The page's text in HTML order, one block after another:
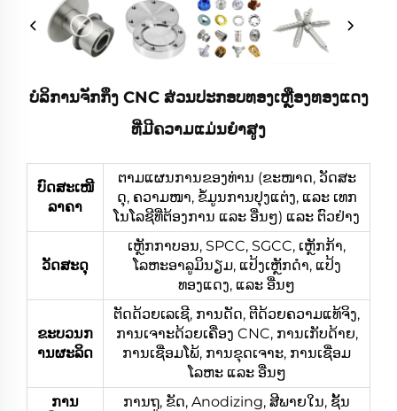
ບໍລິການຈັກກຶງ CNC ສ່ວນປະກອບທອງເຫຼືອງທອງແດງ
ທີ່ມີຄວາມແມ່ນຍໍາສູງ
ບົດສະເໜີ
ລາຄາ
ຕາມແຜນການຂອງທ່ານ (ຂະໜາດ, ວັດສະ
ດຸ, ຄວາມໜາ, ຂໍ້ມູນການປຸງແຕ່ງ, ແລະ ເທກ
ໂນໂລຊີທີ່ຕ້ອງການ ແລະ ອື່ນໆ) ແລະ ຕົວຢ່າງ
ວັດສະດຸ
ເຫຼັກກາບອນ, SPCC, SGCC, ເຫຼັກກ້າ,
ໂລຫະອາລູມິນຽມ, ແປ້ງເຫຼັກດຳ, ແປ້ງ
ທອງແດງ, ແລະ ອື່ນໆ
ຂະບວນກ
ານຜະລິດ
ຕັດດ້ວຍເລເຊີ, ການດັດ, ຕີດ້ວຍຄວາມແທ້ຈິງ,
ການເຈາະດ້ວຍເຄື່ອງ CNC, ການເກັບດ້າຍ,
ການເຊື່ອມໂພ້, ການຂຸດເຈາະ, ການເຊື່ອມ
ໂລຫະ ແລະ ອື່ນໆ
ການ
ການຖູ, ຂັດ, Anodizing, ສີພາຍໃນ, ຊັ້ນ